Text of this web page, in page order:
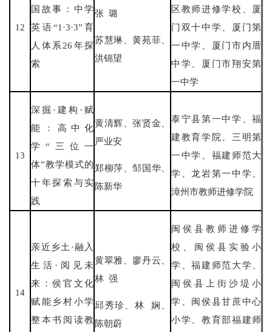
12
国故事：中学
英语“1·3·3”育
人体系26年探
索
张 璐
苏慧琳、黄苑菲、
洪锦望
区教师进修学校、厦
门双十中学、厦门第
一中学、厦门市内厝
中学、厦门市翔安第
一中学
13
深掘·建构·赋
能：高中化
学“三位一
体”教学模式的
十年探索与实
践
黄清辉、张贤金、
严业安
郑柳萍、邹国华、
陈新华
泰宁县第一中学、福
建教育学院、三明第
一中学、福建师范大
学、龙岩第一中学、
漳州市教师进修学院
14
亲近乡土·融入
生活·阅见未
来：侯官文化
赋能乡村小学
整本书阅读教
黄翠雅、廖丹云、
林 强
邱秀珍、林 娴、
陈朝蔚
闽侯县教师进修学
校、闽侯县实验小
学、福建师范大学、
闽侯县上街沙堤小
学、闽侯县甘蔗中心
小学、教育部福建师